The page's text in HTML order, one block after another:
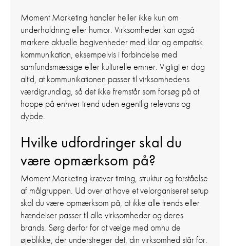
Moment Marketing handler heller ikke kun om
underholdning eller humor. Virksomheder kan også
markere aktuelle begivenheder med klar og empatisk
kommunikation, eksempelvis i forbindelse med
samfundsmæssige eller kulturelle emner. Vigtigt er dog
altid, at kommunikationen passer til virksomhedens
værdigrundlag, så det ikke fremstår som forsøg på at
hoppe på enhver trend uden egentlig relevans og
dybde.
Hvilke udfordringer skal du
være opmærksom på?
Moment Marketing kræver timing, struktur og forståelse
af målgruppen. Ud over at have et velorganiseret setup
skal du være opmærksom på, at ikke alle trends eller
hændelser passer til alle virksomheder og deres
brands. Sørg derfor for at vælge med omhu de
øjeblikke, der understreger det, din virksomhed står for.